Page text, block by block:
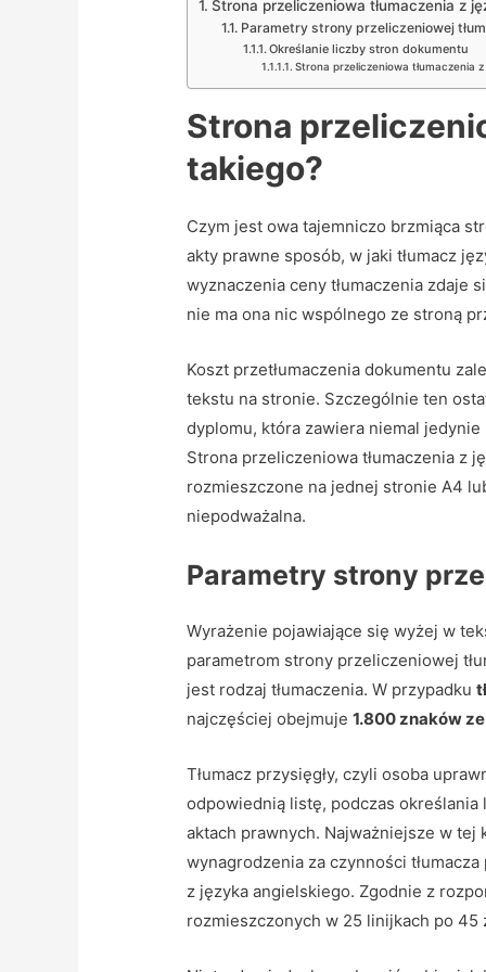
Strona przeliczeniowa tłumaczenia z
Parametry strony przeliczeniowej
Określanie liczby stron dokumentu
Strona przeliczeniowa tłumaczenia
Strona
takiego?
Czym jest owa tajemniczo brzmiąca
akty prawne sposób, w jaki tłumacz
wyznaczenia ceny tłumaczenia zdaje
nie ma ona nic wspólnego ze stroną
Koszt przetłumaczenia dokumentu
tekstu na stronie. Szczególnie ten
dyplomu, która zawiera niemal
Strona przeliczeniowa tłumaczenia z
rozmieszczone na jednej stronie A4
niepodważalna.
Parametry strony
Wyrażenie pojawiające się wyżej w
parametrom strony przeliczeniowej
jest rodzaj tłumaczenia. W przypadku
najczęściej obejmuje1.800 znaków
Tłumacz przysięgły, czyli osoba
odpowiednią listę, podczas
aktach prawnych. Najważniejsze w
wynagrodzenia za czynności
z języka angielskiego. Zgodnie z
rozmieszczonych w 25 linijkach po 45